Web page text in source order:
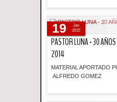
PASTOR LUNA - 30
2014
MATERIAL APORTADO
ALFREDO GOMEZ
19
Jan
2015